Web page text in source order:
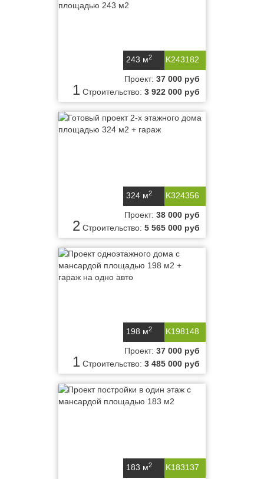
K243182
243 м2
1
Проект: 37 000 руб
Строительство: 3 922 000 руб
K324356
324 м2
2
Проект: 38 000 руб
Строительство: 5 565 000 руб
K198148
198 м2
1
Проект: 37 000 руб
Строительство: 3 485 000 руб
K183137
183 м2